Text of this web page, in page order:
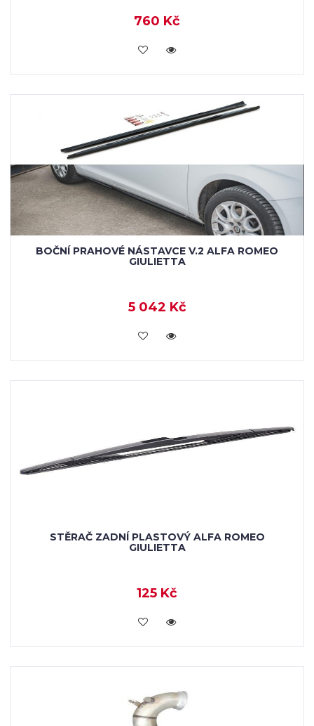
760 Kč
KOUPIT
BOČNÍ PRAHOVÉ NÁSTAVCE V.2 ALFA ROMEO
GIULIETTA
5 042 Kč
KOUPIT
STĚRAČ ZADNÍ PLASTOVÝ ALFA ROMEO
GIULIETTA
125 Kč
KOUPIT